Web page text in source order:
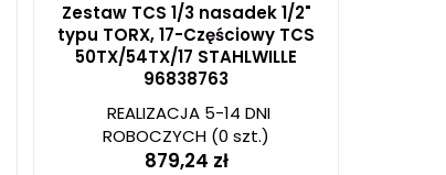
Zestaw TCS 1/3 nasadek 1/2"
typu TORX, 17-Częściowy TCS
50TX/54TX/17 STAHLWILLE
96838763
REALIZACJA 5-14 DNI
ROBOCZYCH (0 szt.)
879,24 zł